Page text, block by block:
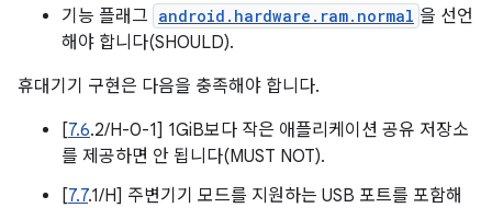
기능 플래그 android.hardware.ram.normal 을 선언
해야 합니다(SHOULD).
휴대기기 구현은 다음을 충족해야 합니다.
[7.6.2/H-0-1] 1GiB보다 작은 애플리케이션 공유 저장소
를 제공하면 안 됩니다(MUST NOT).
[7.7.1/H] 주변기기 모드를 지원하는 USB 포트를 포함해